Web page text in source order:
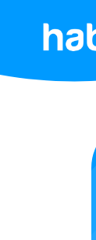
Beranda